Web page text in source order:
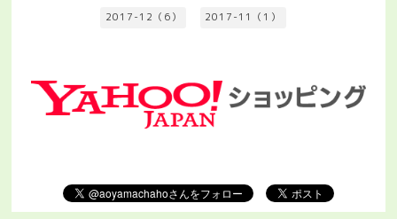
2017-12（6） 2017-11（1）